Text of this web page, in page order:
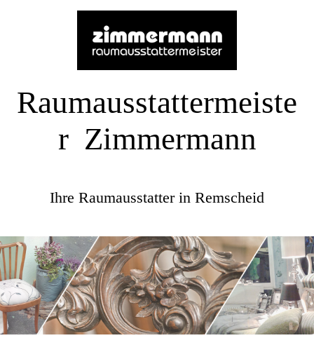
Raumausstattermeiste
r Zimmermann
Ihre Raumausstatter in Remscheid